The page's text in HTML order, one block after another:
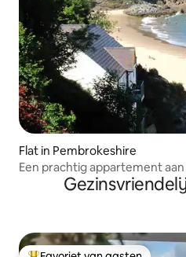
Flat in Pembrokeshire
Een prachtig appartement
ongeëvenaard uitzicht.